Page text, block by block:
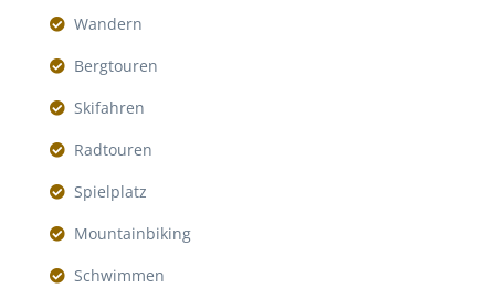
Wandern
Bergtouren
Skifahren
Radtouren
Spielplatz
Mountainbiking
Schwimmen